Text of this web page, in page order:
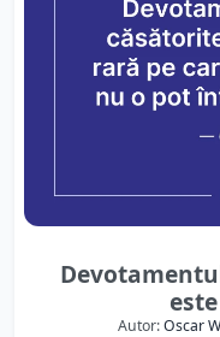
Autor:Oscar